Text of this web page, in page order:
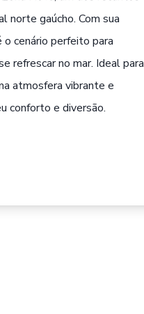
norte gaúcho. Com sua
o cenário perfeito para
refrescar no mar. Ideal para
atmosfera vibrante e
conforto e diversão.